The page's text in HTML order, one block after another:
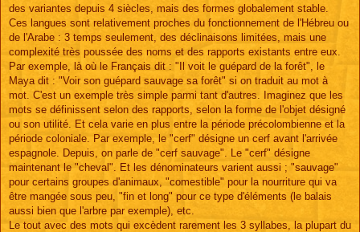
des variantes depuis 4 siècles, mais des formes globalement stable.
Ces langues sont relativement proches du fonctionnement de l'Hébreu ou
de l'Arabe : 3 temps seulement, des déclinaisons limitées, mais une
complexité très poussée des noms et des rapports existants entre eux.
Par exemple, là où le Français dit : "Il voit le guépard de la forêt", le
Maya dit : "Voir son guépard sauvage sa forêt" si on traduit au mot à
mot. C'est un exemple très simple parmi tant d'autres. Imaginez que les
mots se définissent selon des rapports, selon la forme de l'objet désigné
ou son utilité. Et cela varie en plus entre la période précolombienne et la
période coloniale. Par exemple, le "cerf" désigne un cerf avant l'arrivée
espagnole. Depuis, on parle de "cerf sauvage". Le "cerf" désigne
maintenant le "cheval". Et les dénominateurs varient aussi ; "sauvage"
pour certains groupes d'animaux, "comestible" pour la nourriture qui va
être mangée sous peu, "fin et long" pour ce type d'éléments (le balais
aussi bien que l'arbre par exemple), etc.
Le tout avec des mots qui excèdent rarement les 3 syllabes, la plupart du